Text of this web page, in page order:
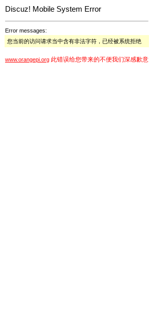
Discuz! Mobile System Error
Error messages:
您当前的访问请求当中含有非法字符，已经被系统拒绝
www.orangepi.org 此错误给您带来的不便我们深感歉意